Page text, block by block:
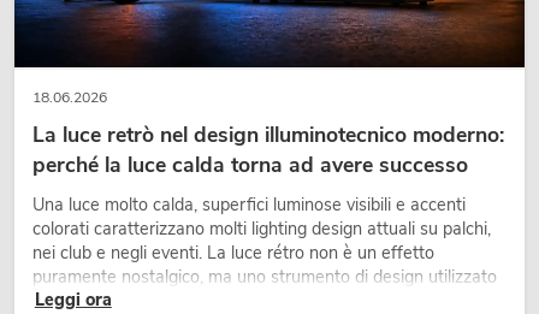
18.06.2026
La luce retrò nel design illuminotecnico moderno:
perché la luce calda torna ad avere successo
Una luce molto calda, superfici luminose visibili e accenti
colorati caratterizzano molti lighting design attuali su palchi,
nei club e negli eventi. La luce rétro non è un effetto
puramente nostalgico, ma uno strumento di design utilizzato
in modo consapevole: crea atmosfera, dona carattere alle
Leggi ora